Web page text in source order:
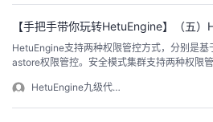
注
开
发
的
Programs
我
的
【手把手带你玩转HetuEngine】（五
HetuEngine支持两种权限管控方式，分别是
astore权限管控。安全模式集群支持两种权限
操作实践进行介绍。
HetuEngine九级代言